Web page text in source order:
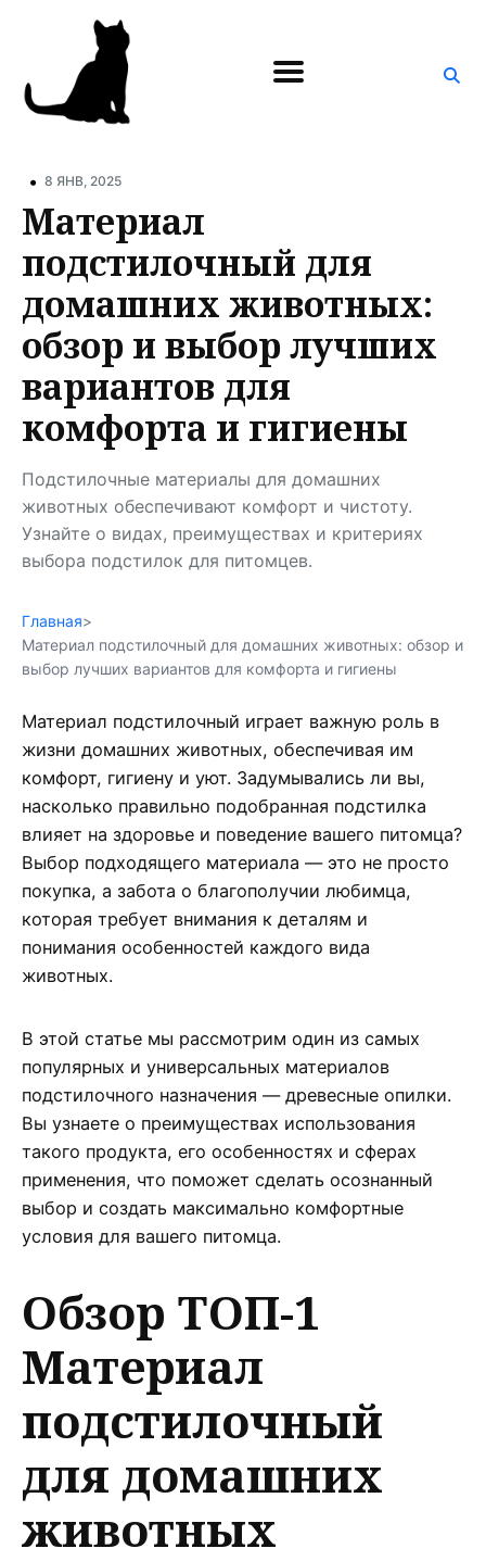
Поиск
• 8 ЯНВ, 2025
Материал
подстилочный для
домашних животных:
обзор и выбор лучших
вариантов для
комфорта и гигиены
Подстилочные материалы для домашних
животных обеспечивают комфорт и чистоту.
Узнайте о видах, преимуществах и критериях
выбора подстилок для питомцев.
Главная>
Материал подстилочный для домашних животных: обзор и
выбор лучших вариантов для комфорта и гигиены
Материал подстилочный играет важную роль в
жизни домашних животных, обеспечивая им
комфорт, гигиену и уют. Задумывались ли вы,
насколько правильно подобранная подстилка
влияет на здоровье и поведение вашего питомца?
Выбор подходящего материала — это не просто
покупка, а забота о благополучии любимца,
которая требует внимания к деталям и
понимания особенностей каждого вида
животных.
В этой статье мы рассмотрим один из самых
популярных и универсальных материалов
подстилочного назначения — древесные опилки.
Вы узнаете о преимуществах использования
такого продукта, его особенностях и сферах
применения, что поможет сделать осознанный
выбор и создать максимально комфортные
условия для вашего питомца.
Обзор ТОП-1
Материал
подстилочный
для домашних
животных